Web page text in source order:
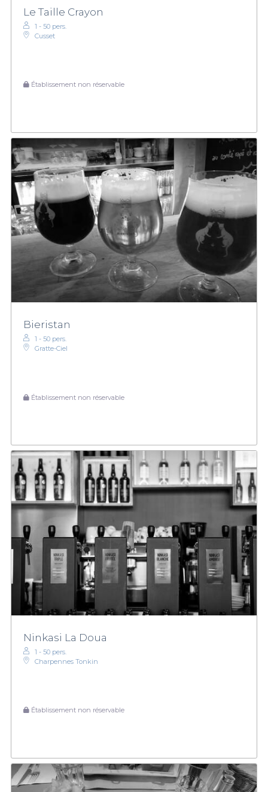
Le Taille Crayon
1 - 50 pers.
Cusset
Établissement non réservable
Bieristan
1 - 50 pers.
Gratte-Ciel
Établissement non réservable
Ninkasi La Doua
1 - 50 pers.
Charpennes Tonkin
Établissement non réservable